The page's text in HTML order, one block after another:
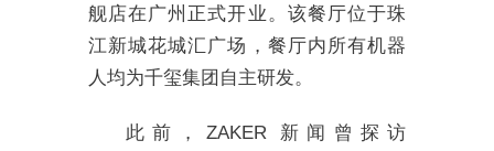
舰店在广州正式开业。该餐厅位于珠
江新城花城汇广场，餐厅内所有机器
人均为千玺集团自主研发。
此前，ZAKER 新闻曾探访